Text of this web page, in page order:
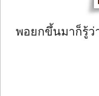
พอยกขึ้นมาก็รู้ว่